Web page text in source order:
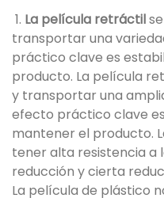
1. La película retráctil
transportar una
práctico clave es
producto. La película
y transportar una
efecto práctico clave
mantener el producto.
tener alta resistencia a
reducción y cierta
La película de plástico